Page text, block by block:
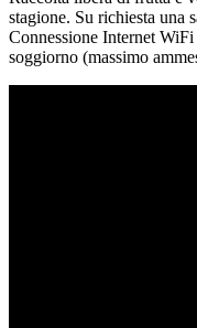
stagione. Su richiesta una
Connessione Internet
soggiorno (massimo